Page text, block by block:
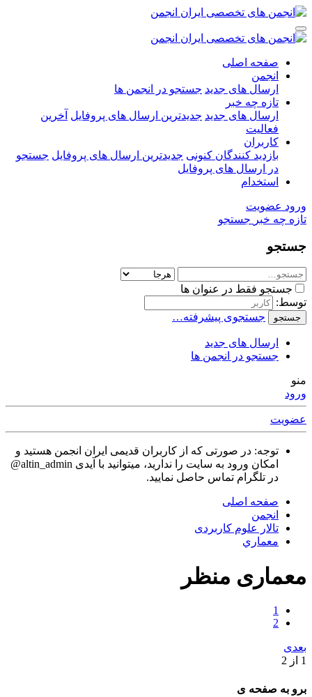
صفحه اصلی
انجمن
ارسال های جدید جستجو در انجمن ها
تازه چه خبر
ارسال های جدید جدیدترین ارسال های پروفایل آخرین
فعالیت
کاربران
بازدید کنندگان کنونی جدیدترین ارسال های پروفایل جستجو
در ارسال های پروفایل
استخدام
ورود عضویت
تازه چه خبر جستجو
جستجو
جستجو فقط در عنوان ها
توسط:
جستجو جستجوی پیشرفته…
ارسال های جدید
جستجو در انجمن ها
منو
ورود
عضویت
توجه: در صورتی که از کاربران قدیمی ایران انجمن هستید و
امکان ورود به سایت را ندارید، میتوانید با آیدی altin_admin@
در تلگرام تماس حاصل نمایید.
صفحه اصلی
انجمن
تالار علوم كاربردی
معماري
معماری منظر
1
2
بعدی
1 از 2
برو به صفحه ی